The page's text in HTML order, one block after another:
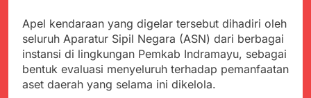
Disorot, Dugaan
Kedekatan Kepala KUA
Pabuaran dengan Istri
Warga Mengemuka
Agustus 3, 2026
Sekdis Pendidikan Buka
Rakor Dewan
Pendidikan Bersama
Mitra Pendidikan di
Kabupaten Sukabumi
Agustus 3, 2026
Gercap Camat Arjasa
Apel kendaraan yang digelar tersebut dihadiri oleh
seluruh Aparatur Sipil Negara (ASN) dari berbagai
instansi di lingkungan Pemkab Indramayu, sebagai
bentuk evaluasi menyeluruh terhadap pemanfaatan
aset daerah yang selama ini dikelola.